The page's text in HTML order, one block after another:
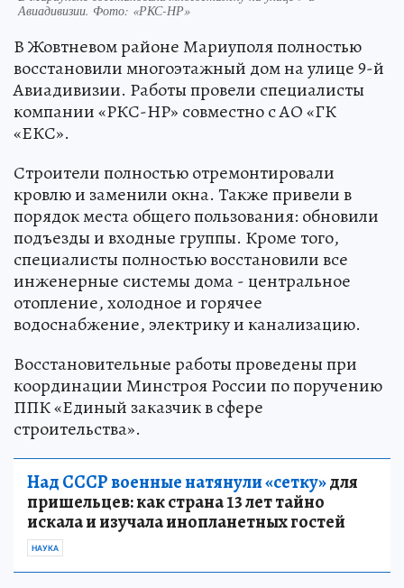
Авиадивизии. Фото: «РКС-НР»
В Жовтневом районе Мариуполя полностью
восстановили многоэтажный дом на улице 9-й
Авиадивизии. Работы провели специалисты
компании «РКС-НР» совместно с АО «ГК
«ЕКС».
Строители полностью отремонтировали
кровлю и заменили окна. Также привели в
порядок места общего пользования: обновили
подъезды и входные группы. Кроме того,
специалисты полностью восстановили все
инженерные системы дома - центральное
отопление, холодное и горячее
водоснабжение, электрику и канализацию.
Восстановительные работы проведены при
координации Минстроя России по поручению
ППК «Единый заказчик в сфере
строительства».
Над СССР военные натянули «сетку»для
пришельцев: как страна 13 лет тайно
искала и изучала инопланетных гостей
НАУКА